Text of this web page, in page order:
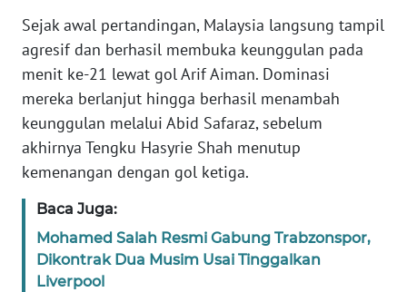
Sejak awal pertandingan, Malaysia langsung tampil
agresif dan berhasil membuka keunggulan pada
menit ke-21 lewat gol Arif Aiman. Dominasi
mereka berlanjut hingga berhasil menambah
keunggulan melalui Abid Safaraz, sebelum
akhirnya Tengku Hasyrie Shah menutup
kemenangan dengan gol ketiga.
Baca Juga:
Mohamed Salah Resmi Gabung Trabzonspor,
Dikontrak Dua Musim Usai Tinggalkan
Liverpool
SUMUT
WN
JAKARTA
WN
WN
BANTEN